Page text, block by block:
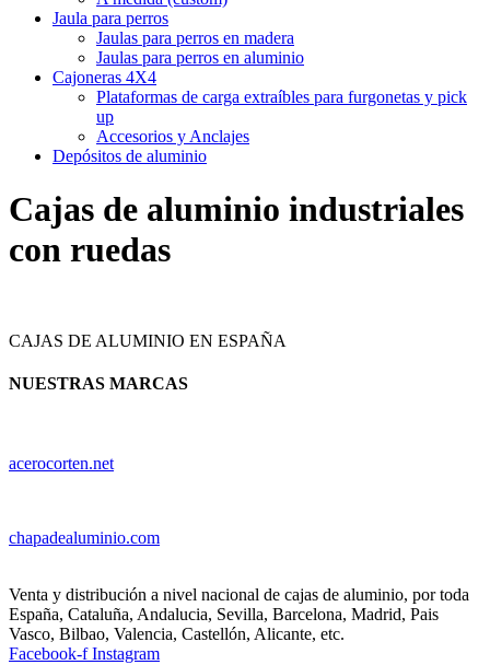
Jaula para perros
Jaulas para perros en madera
Jaulas para perros en aluminio
Cajoneras 4X4
Plataformas de carga extraíbles para furgonetas y pick
up
Accesorios y Anclajes
Depósitos de aluminio
Cajas de aluminio industriales
con ruedas
CAJAS DE ALUMINIO EN ESPAÑA
NUESTRAS MARCAS
acerocorten.net
chapadealuminio.com
Venta y distribución a nivel nacional de cajas de aluminio, por toda
España, Cataluña, Andalucia, Sevilla, Barcelona, Madrid, Pais
Vasco, Bilbao, Valencia, Castellón, Alicante, etc.
Facebook-f Instagram